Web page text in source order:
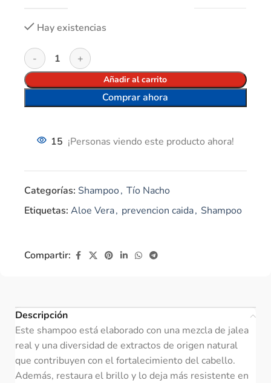
Hay existencias
Añadir al carrito
Comprar ahora
15 ¡Personas viendo este producto ahora!
Categorías: Shampoo, Tío Nacho
Etiquetas: Aloe Vera, prevencion caida, Shampoo
Compartir:
Descripción
Este shampoo está elaborado con una mezcla de jalea
real y una diversidad de extractos de origen natural
que contribuyen con el fortalecimiento del cabello.
Además, restaura el brillo y lo deja más resistente en